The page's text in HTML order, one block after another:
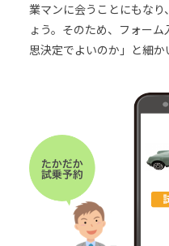
業マンに会うことにもな
ょう。そのため、フォー
思決定でよいのか」と細か